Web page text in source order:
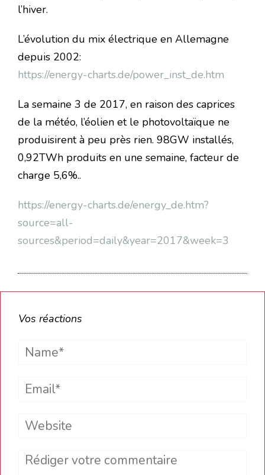
l’hiver.
L’évolution du mix électrique en Allemagne
depuis 2002:
https://energy-charts.de/power_inst_de.htm
La semaine 3 de 2017, en raison des caprices
de la météo, l’éolien et le photovoltaïque ne
produisirent à peu près rien. 98GW installés,
0,92TWh produits en une semaine, facteur de
charge 5,6%..
https://energy-charts.de/energy_de.htm?
source=all-
sources&period=daily&year=2017&week=3
Vos réactions
Name*
Email*
Website
Comment